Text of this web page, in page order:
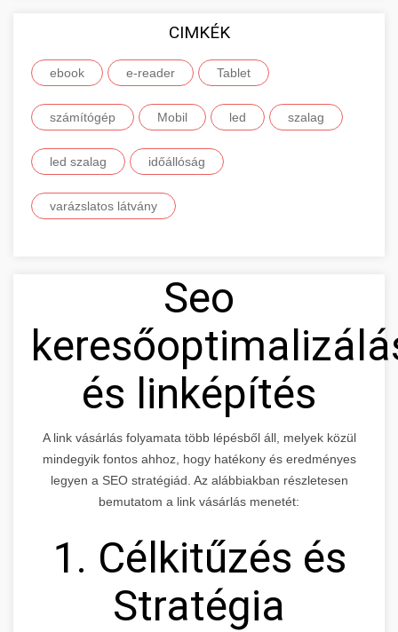
CIMKÉK
ebook e-reader Tablet
számítógép Mobil led szalag
led szalag időállóság
varázslatos látvány
Seo
és linképítés
A link vásárlás folyamata több lépésből áll, melyek közül
mindegyik fontos ahhoz, hogy hatékony és eredményes
legyen a SEO stratégiád. Az alábbiakban részletesen
bemutatom a link vásárlás menetét:
1. Célkitűzés és
Stratégia